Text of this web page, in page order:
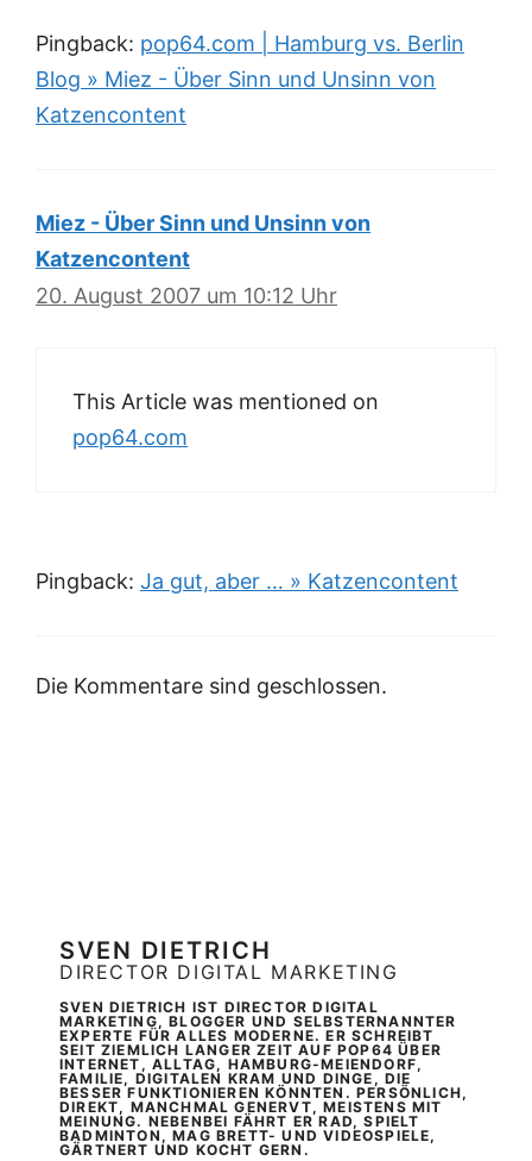
Pingback: pop64.com | Hamburg vs. Berlin
Blog » Miez - Über Sinn und Unsinn von
Katzencontent
Miez - Über Sinn und Unsinn von
Katzencontent
20. August 2007 um 10:12 Uhr
This Article was mentioned on
pop64.com
Pingback: Ja gut, aber … » Katzencontent
Die Kommentare sind geschlossen.
SVEN DIETRICH
DIRECTOR DIGITAL MARKETING
SVEN DIETRICH IST DIRECTOR DIGITAL
MARKETING, BLOGGER UND SELBSTERNANNTER
EXPERTE FÜR ALLES MODERNE. ER SCHREIBT
SEIT ZIEMLICH LANGER ZEIT AUF POP64 ÜBER
INTERNET, ALLTAG, HAMBURG-MEIENDORF,
FAMILIE, DIGITALEN KRAM UND DINGE, DIE
BESSER FUNKTIONIEREN KÖNNTEN. PERSÖNLICH,
DIREKT, MANCHMAL GENERVT, MEISTENS MIT
MEINUNG. NEBENBEI FÄHRT ER RAD, SPIELT
BADMINTON, MAG BRETT- UND VIDEOSPIELE,
GÄRTNERT UND KOCHT GERN.